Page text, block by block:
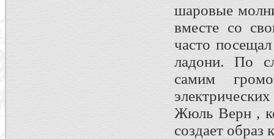
шаровые
вместе со
часто
ладони. По
самим
Жюль Верн ,
создает образ